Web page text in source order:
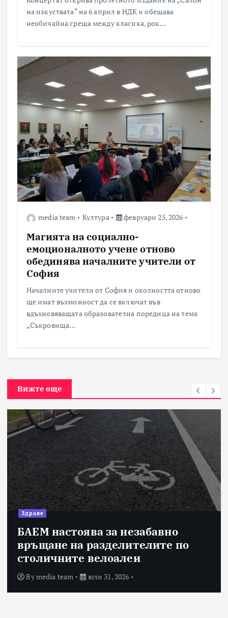
на изкуствата“ на 6 април в НДК и обещава
необичайна среща между класика, рок…
media team Култура февруари 25, 2026
Магията на социално-
емоционалното учене отново
обединява началните учители от
София
Началните учители от София и околността отново
ще имат възможност да се включат във
вдъхновяващата образователна поредица на тема
„Съкровища…
Вижте още
Здраве
БАЕМ настоява за незабавно
връщане на разделителите по
столичните велоалеи
Bymedia team юли 31, 2026